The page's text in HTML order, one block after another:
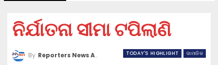
ନିର୍ଯାତନା ସୀମା ଟପିଲାଣି
TODAY'S HIGHLIGHT ସାମାଜିକ
By Reporters News Agency